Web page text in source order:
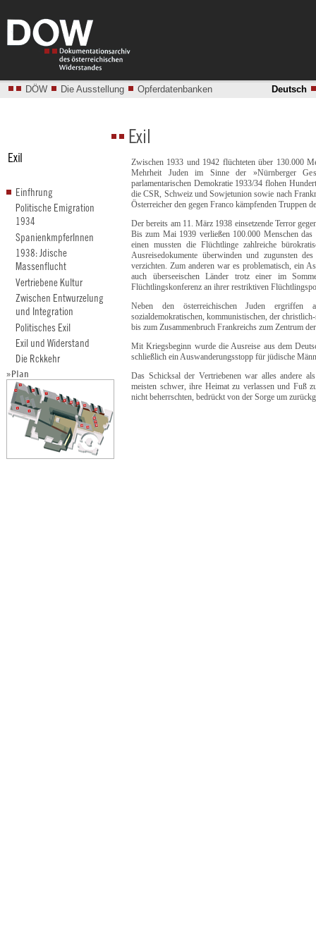
DÖW Die Ausstellung Opferdatenbanken Deutsch
Zwischen 1933 und 1942 flüchteten über 130.000
Mehrheit Juden im Sinne der »Nürnberger
parlamentarischen Demokratie 1933/34 flohen
die CSR, Schweiz und Sowjetunion sowie nach
Österreicher den gegen Franco kämpfenden Truppen
Der bereits am 11. März 1938 einsetzende Terror
Bis zum Mai 1939 verließen 100.000 Menschen
einen mussten die Flüchtlinge zahlreiche
Ausreisedokumente überwinden und zugunsten
verzichten. Zum anderen war es problematisch, ein
auch überseeischen Länder trotz einer im
Flüchtlingskonferenz an ihrer restriktiven
Neben den österreichischen Juden
sozialdemokratischen, kommunistischen, der
bis zum Zusammenbruch Frankreichs zum Zentrum
Mit Kriegsbeginn wurde die Ausreise aus dem
schließlich ein Auswanderungsstopp für jüdische
Das Schicksal der Vertriebenen war alles andere
meisten schwer, ihre Heimat zu verlassen und Fuß
nicht beherrschten, bedrückt von der Sorge um